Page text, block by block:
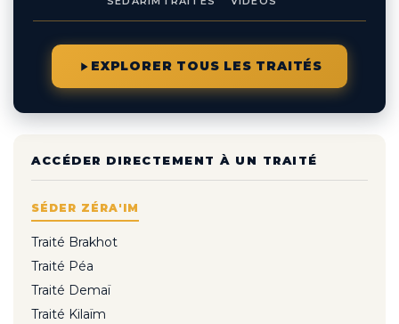
EXPLORER TOUS LES TRAITÉS
ACCÉDER DIRECTEMENT À UN TRAITÉ
SÉDER ZÉRA'IM
Traité Brakhot
Traité Péa
Traité Demaï
Traité Kilaïm